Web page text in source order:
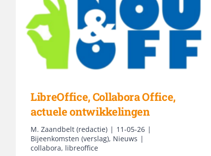
LibreOffice, Collabora Office,
actuele ontwikkelingen
M. Zaandbelt (redactie) | 11-05-26 |
Bijeenkomsten (verslag), Nieuws |
collabora, libreoffice